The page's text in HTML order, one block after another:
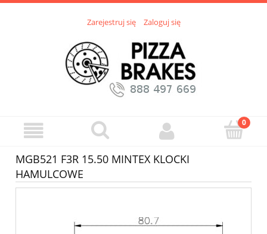
Zarejestruj się Zaloguj się
MGB521 F3R 15.50 MINTEX KLOCKI
HAMULCOWE